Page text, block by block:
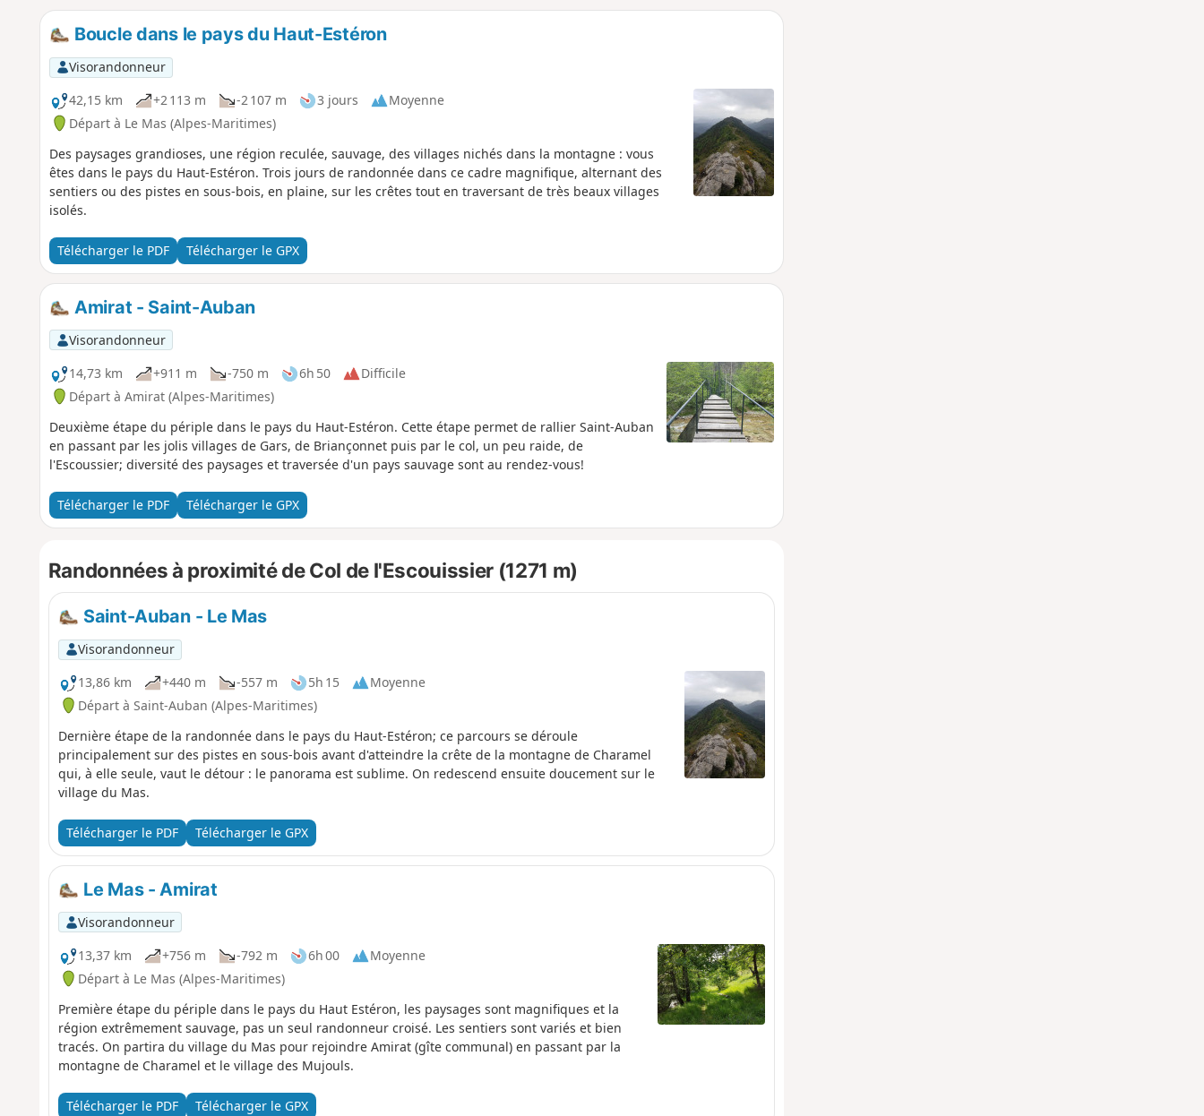
Boucle dans le pays du Haut-Estéron
Visorandonneur
42,15 km
+2 113 m -2 107 m 3 jours
Moyenne
Départ à Le Mas (Alpes-Maritimes)
Des paysages grandioses, une région reculée, sauvage, des villages nichés dans la montagne : vous
êtes dans le pays du Haut-Estéron. Trois jours de randonnée dans ce cadre magnifique, alternant des
sentiers ou des pistes en sous-bois, en plaine, sur les crêtes tout en traversant de très beaux villages
isolés.
Télécharger le PDF Télécharger le GPX
Amirat - Saint-Auban
Visorandonneur
14,73 km
+911 m -750 m 6h 50
Difficile
Départ à Amirat (Alpes-Maritimes)
Deuxième étape du périple dans le pays du Haut-Estéron. Cette étape permet de rallier Saint-Auban
en passant par les jolis villages de Gars, de Briançonnet puis par le col, un peu raide, de
l'Escoussier; diversité des paysages et traversée d'un pays sauvage sont au rendez-vous!
Télécharger le PDF Télécharger le GPX
Randonnées à proximité de Col de l'Escouissier (1271 m)
Saint-Auban - Le Mas
Visorandonneur
13,86 km
+440 m -557 m 5h 15
Moyenne
Départ à Saint-Auban (Alpes-Maritimes)
Dernière étape de la randonnée dans le pays du Haut-Estéron; ce parcours se déroule
principalement sur des pistes en sous-bois avant d'atteindre la crête de la montagne de Charamel
qui, à elle seule, vaut le détour : le panorama est sublime. On redescend ensuite doucement sur le
village du Mas.
Télécharger le PDF Télécharger le GPX
Le Mas - Amirat
Visorandonneur
13,37 km
+756 m -792 m 6h 00
Moyenne
Départ à Le Mas (Alpes-Maritimes)
Première étape du périple dans le pays du Haut Estéron, les paysages sont magnifiques et la
région extrêmement sauvage, pas un seul randonneur croisé. Les sentiers sont variés et bien
tracés. On partira du village du Mas pour rejoindre Amirat (gîte communal) en passant par la
montagne de Charamel et le village des Mujouls.
Télécharger le PDF Télécharger le GPX